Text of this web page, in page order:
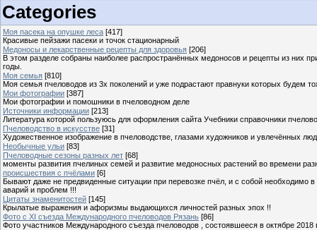
Categories
Моя пасека на опушке леса [417]
Красивые пейзажи пасеки и точок стационарный
Медоносы и лекарственные рецепты для здоровья [206]
В этом разделе собраны наиболее распространённых медоносов и рецепты из них
годы.
Моя семья [810]
Моя семья пчеловодов из 3х поколений и уже подрастают правнуки которых будем
Мои фотографии [387]
Мои фотографии и помошники в пчеловодном деле
Источники информации [213]
Литература которой пользуюсь для оформления сайта Учебники справочники
Пчеловодство в искусстве [31]
Художественное изображение в пчеловодстве, глазами художников и увлечённых
Необычные ульи [83]
Пчеловодные сезоны разных лет [68]
моменты развития пчелиных семей и развитие медоносных растений во времени
происшествия с пчёлами [6]
Бывают даже не предвиденные ситуации при перевозке пчёл, и с собой необходимо
аварий и проблем !!!
Цитаты знаменитостей [145]
Крылатые выражения и афоризмы выдающихся личностей разных эпох !!
Фото с XI съезда Международного пчеловодов Рязань [86]
Фото участников Международного съезда пчеловодов , состоявшееся в октябре 2018